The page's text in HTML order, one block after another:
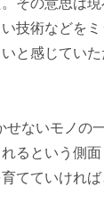
その意思は
技術などを
と感じてい
せないモノの
るという側
てていければ